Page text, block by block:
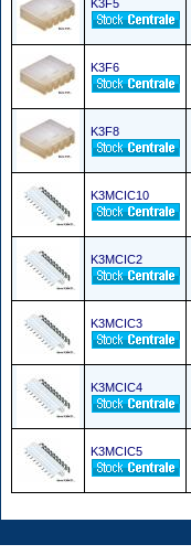
K3F5
K3F6
K3F8
K3MCIC10
K3MCIC2
K3MCIC3
K3MCIC4
K3MCIC5